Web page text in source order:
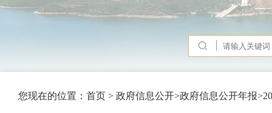
您现在的位置： 首页 > 政府信息公开>政府信息公开年报>